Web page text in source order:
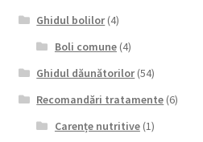
Ghidul bolilor(4)
Boli comune(4)
Ghidul dăunătorilor(54)
Recomandări tratamente (6)
Carențe nutritive(1)